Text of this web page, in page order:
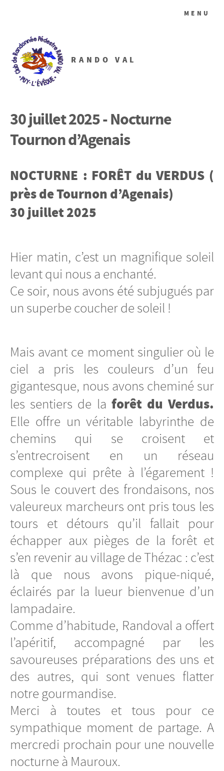
RANDO VAL
MENU
30 juillet 2025 - Nocturne
Tournon d’Agenais
NOCTURNE : FORÊT du VERDUS (
près de Tournon d’Agenais)
30 juillet 2025
Hier matin, c’est un magnifique soleil
levant qui nous a enchanté.
Ce soir, nous avons été subjugués par
un superbe coucher de soleil !
Mais avant ce moment singulier où le
ciel a pris les couleurs d’un feu
gigantesque, nous avons cheminé sur
les sentiers de la forêt du Verdus.
Elle offre un véritable labyrinthe de
chemins qui se croisent et
s’entrecroisent en un réseau
complexe qui prête à l’égarement !
Sous le couvert des frondaisons, nos
valeureux marcheurs ont pris tous les
tours et détours qu’il fallait pour
échapper aux pièges de la forêt et
s’en revenir au village de Thézac : c’est
là que nous avons pique-niqué,
éclairés par la lueur bienvenue d’un
lampadaire.
Comme d’habitude, Randoval a offert
l’apéritif, accompagné par les
savoureuses préparations des uns et
des autres, qui sont venues flatter
notre gourmandise.
Merci à toutes et tous pour ce
sympathique moment de partage. A
mercredi prochain pour une nouvelle
nocturne à Mauroux.